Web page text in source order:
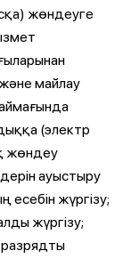
жөндеуге
майлау
(электр
жөндеу
ауыстыру
жүргізу;
жүргізу;